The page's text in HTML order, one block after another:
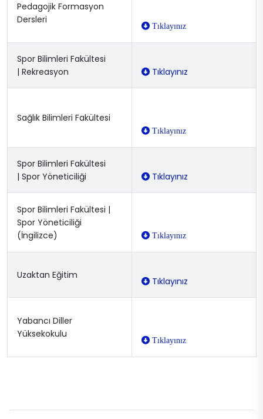
Pedagojik Formasyon
Dersleri
Tıklayınız
Spor Bilimleri Fakültesi
| Rekreasyon
Tıklayınız
Sağlık Bilimleri Fakültesi
Tıklayınız
Spor Bilimleri Fakültesi
| Spor Yöneticiliği
Tıklayınız
Spor Bilimleri Fakültesi |
Spor Yöneticiliği
(İngilizce)
Tıklayınız
Uzaktan Eğitim
Tıklayınız
Yabancı Diller
Yüksekokulu
Tıklayınız